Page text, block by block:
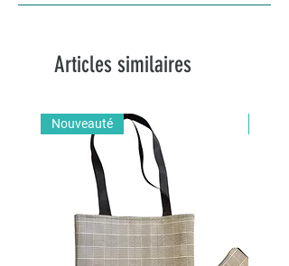
Articles similaires
Nouveauté